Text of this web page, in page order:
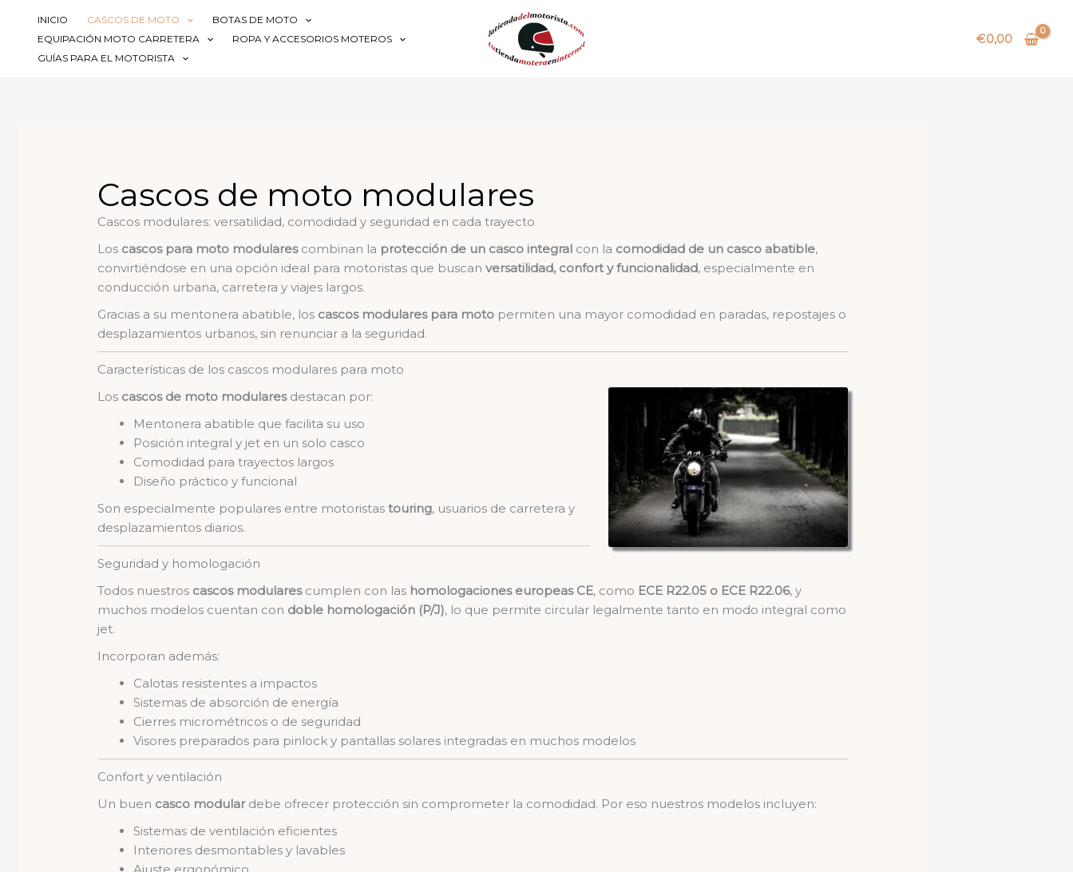
contenido
INICIO CASCOS DE MOTO
BOTAS DE MOTO
EQUIPACIÓN MOTO CARRETERA
ROPA Y ACCESORIOS MOTEROS
GUÍAS PARA EL MOTORISTA
€0,00
Cascos de moto modulares
Cascos modulares: versatilidad, comodidad y seguridad en cada trayecto
Los cascos para moto modularescombinan la protección de un casco integral con la comodidad de un casco abatible,
convirtiéndose en una opción ideal para motoristas que buscanversatilidad, confort y funcionalidad, especialmente en
conducción urbana, carretera y viajes largos.
Gracias a su mentonera abatible, los cascos modulares para moto permiten una mayor comodidad en paradas, repostajes o
desplazamientos urbanos, sin renunciar a la seguridad.
Características de los cascos modulares para moto
Los cascos de moto modularesdestacan por:
Mentonera abatible que facilita su uso
Posición integral y jet en un solo casco
Comodidad para trayectos largos
Diseño práctico y funcional
Son especialmente populares entre motoristastouring, usuarios de carretera y
desplazamientos diarios.
Seguridad y homologación
Todos nuestros cascos modulares cumplen con las homologaciones europeas CE, como ECE R22.05 o ECE R22.06, y
muchos modelos cuentan con doble homologación (P/J), lo que permite circular legalmente tanto en modo integral como
jet.
Incorporan además:
Calotas resistentes a impactos
Sistemas de absorción de energía
Cierres micrométricos o de seguridad
Visores preparados para pinlock y pantallas solares integradas en muchos modelos
Confort y ventilación
Un buen casco modulardebe ofrecer protección sin comprometer la comodidad. Por eso nuestros modelos incluyen:
Sistemas de ventilación eficientes
Interiores desmontables y lavables